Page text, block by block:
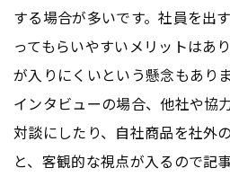
する場合が多いです。社員を出
ってもらいやすいメリットはあ
が入りにくいという懸念もありま
インタビューの場合、他社や協
対談にしたり、自社商品を社外
と、客観的な視点が入るので記